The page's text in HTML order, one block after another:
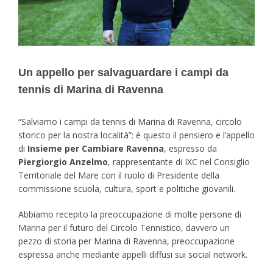
Un appello per salvaguardare i campi da
tennis di Marina di Ravenna
“Salviamo i campi da tennis di Marina di Ravenna, circolo
storico per la nostra località”: è questo il pensiero e l’appello
di Insieme per Cambiare Ravenna, espresso da
Piergiorgio Anzelmo, rappresentante di IXC nel Consiglio
Territoriale del Mare con il ruolo di Presidente della
commissione scuola, cultura, sport e politiche giovanili.
Abbiamo recepito la preoccupazione di molte persone di
Marina per il futuro del Circolo Tennistico, davvero un
pezzo di storia per Marina di Ravenna, preoccupazione
espressa anche mediante appelli diffusi sui social network.